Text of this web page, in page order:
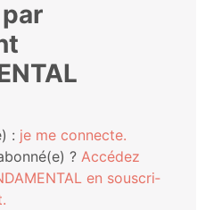
: je me connecte.
? Accé­dez
en sous­cri­